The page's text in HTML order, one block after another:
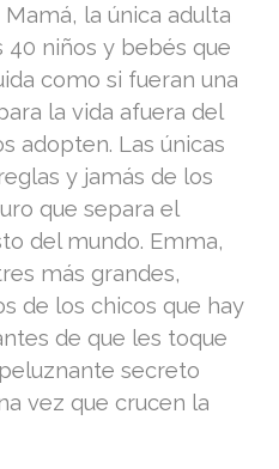
la única adulta
40 niños y bebés que
como si fueran una
la vida afuera del
adopten. Las únicas
y jamás de los
que separa el
del mundo. Emma,
más grandes,
de los chicos que hay
de que les toque
secreto
vez que crucen la